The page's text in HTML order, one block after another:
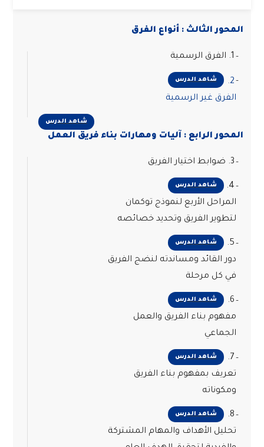
المحور الثالث : أنواع الفرق
شاهد الدرس
2.
الفرق غير الرسمية
شاهد الدرس
المحور الرابع : آليات ومهارات بناء فريق العمل
شاهد الدرس
4.
المراحل الأربع لنموذج توكمان
لتطوير الفريق وتحديد خصائصه
شاهد الدرس
5.
دور القائد ومساندته لنضج الفريق
في كل مرحلة
شاهد الدرس
6.
مفهوم بناء الفريق والعمل
الجماعي
شاهد الدرس
7.
تعريف بمفهوم بناء الفريق
ومكوناته
شاهد الدرس
8.
تحليل الأهداف والمهام المشتركة